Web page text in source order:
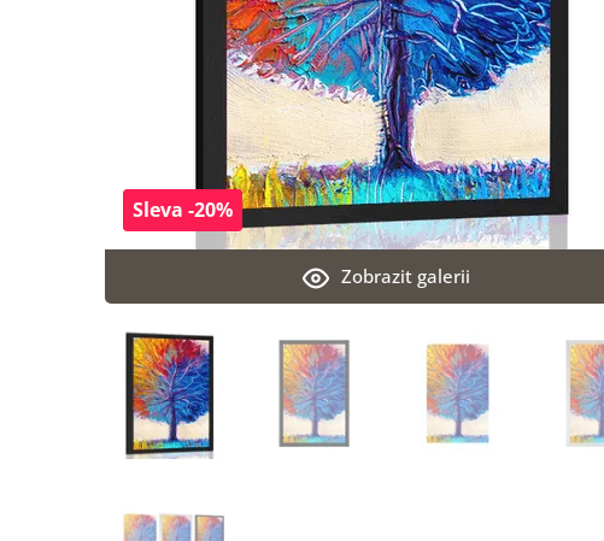
Zobrazit galerii
Sleva -20%